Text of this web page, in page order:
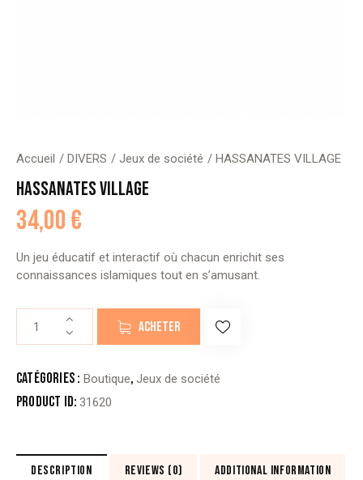
Accueil DIVERS Jeux de société HASSANATES VILLAGE
HASSANATES VILLAGE
34,00€
Un jeu éducatif et interactif où chacun enrichit ses
connaissances islamiques tout en s’amusant.
VILLAGE
ACHETER
Catégories : Boutique,Jeux de société
Product ID:31620
DESCRIPTION REVIEWS (0) ADDITIONAL INFORMATION